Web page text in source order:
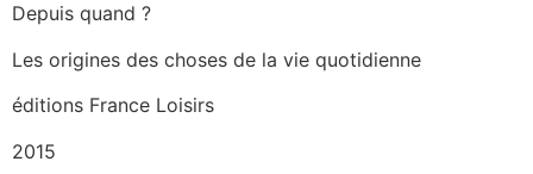
Depuis quand ?
Les origines des choses de la vie quotidienne
éditions France Loisirs
2015